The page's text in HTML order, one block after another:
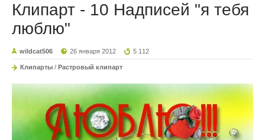
Клипарт - 10 Надписей "я тебя
люблю"
wildcat506 26 января 2012 5 112
Клипарты / Растровый клипарт